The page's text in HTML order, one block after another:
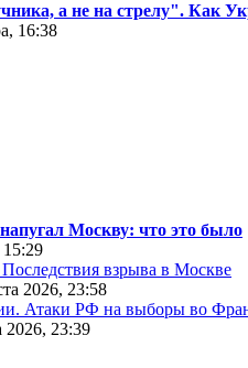
а не на стрелу". Как
16:38
Москву: что это было
Последствия взрыва в Москве
2026, 23:58
Атаки РФ на выборы во
2026, 23:39